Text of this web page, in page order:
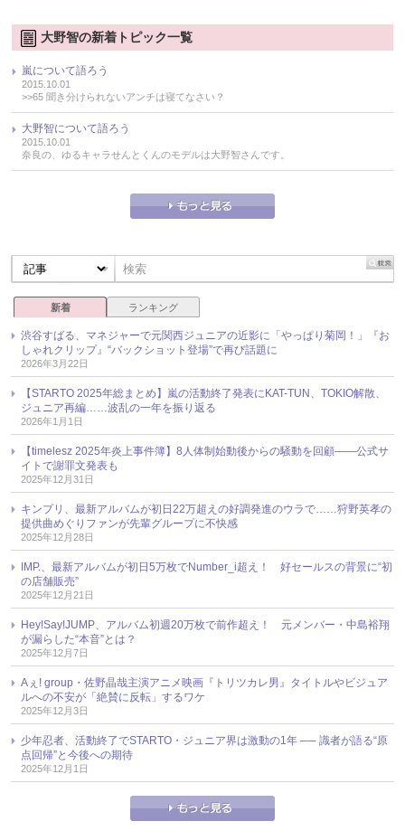
大野智の新着トピック一覧
嵐について語ろう
2015.10.01
>>65 聞き分けられないアンチは寝てなさい？
大野智について語ろう
2015.10.01
奈良の、ゆるキャラせんとくんのモデルは大野智さんです。
新着 ランキング
渋谷すばる、マネジャーで元関西ジュニアの近影に「やっぱり菊岡！」『お
しゃれクリップ』“バックショット登場”で再び話題に
2026年3月22日
【STARTO 2025年総まとめ】嵐の活動終了発表にKAT-TUN、TOKIO解散、
ジュニア再編……波乱の一年を振り返る
2026年1月1日
【timelesz 2025年炎上事件簿】8人体制始動後からの騒動を回顧――公式サ
イトで謝罪文発表も
2025年12月31日
キンプリ、最新アルバムが初日22万超えの好調発進のウラで……狩野英孝の
提供曲めぐりファンが先輩グループに不快感
2025年12月28日
IMP.、最新アルバムが初日5万枚でNumber_i超え！ 好セールスの背景に“初
の店舗販売”
2025年12月21日
Hey!Say!JUMP、アルバム初週20万枚で前作超え！ 元メンバー・中島裕翔
が漏らした“本音”とは？
2025年12月7日
Aぇ! group・佐野晶哉主演アニメ映画『トリツカレ男』タイトルやビジュア
ルへの不安が「絶賛に反転」するワケ
2025年12月3日
少年忍者、活動終了でSTARTO・ジュニア界は激動の1年 ── 識者が語る“原
点回帰”と今後への期待
2025年12月1日